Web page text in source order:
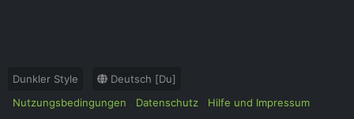
Dunkler Style
Deutsch [Du]
Nutzungsbedingungen
Datenschutz
Hilfe und Impressum